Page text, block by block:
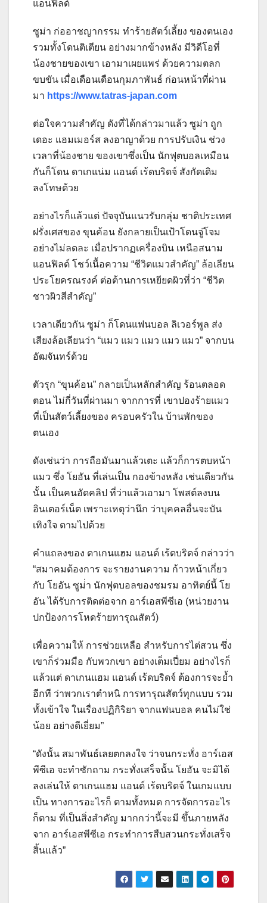
แอนฟิลด์
ซูม่า ก่ออาชญากรรม ทำร้ายสัตว์เลี้ยง ของตนเอง
รวมทั้งโดนติเตียน อย่างมากข้างหลัง มีวิดีโอที่
น้องชายของเขา เอามาเผยแพร่ ด้วยความตลก
ขบขัน เมื่อเดือนเดือนกุมภาพันธ์ ก่อนหน้าที่ผ่าน
มา https://www.tatras-japan.com
ต่อใจความสำคัญ ดังที่ได้กล่าวมาแล้ว ซูม่า ถูก
เดอะ แฮมเมอร์ส ลงอาญาด้วย การปรับเงิน ช่วง
เวลาที่น้องชาย ของเขาซึ่งเป็น นักฟุตบอลเหมือน
กันก็โดน ดาเกแน่ม แอนด์ เร้ดบริดจ์ สังกัดเดิม
ลงโทษด้วย
อย่างไรก็แล้วแต่ ปัจจุบันแนวรับกลุ่ม ชาติประเทศ
ฝรั่งเศสของ ขุนค้อน ยังกลายเป็นเป้าโดนจู่โจม
อย่างไม่ลดละ เมื่อปรากฏเครื่องบิน เหนือสนาม
แอนฟิลด์ โชว์เนื้อความ “ชีวิตแมวสำคัญ” ล้อเลียน
ประโยครณรงค์ ต่อต้านการเหยียดผิวที่ว่า “ชีวิต
ชาวผิวสีสำคัญ”
เวลาเดียวกัน ซูม่า ก็โดนแฟนบอล ลิเวอร์พูล ส่ง
เสียงล้อเลียนว่า “แมว แมว แมว แมว แมว” จากบน
อัฒจันทร์ด้วย
ตัวรุก “ขุนค้อน” กลายเป็นหลักสำคัญ ร้อนตลอด
ตอน ไม่กี่วันที่ผ่านมา จากการที่ เขาปองร้ายแมว
ที่เป็นสัตว์เลี้ยงของ ครอบครัวใน บ้านพักของ
ตนเอง
ดังเช่นว่า การถือมันมาแล้วเตะ แล้วก็การตบหน้า
แมว ซึ่ง โยอัน ที่เล่นเป็น กองข้างหลัง เช่นเดียวกัน
นั้น เป็นคนอัดคลิป ที่ว่าแล้วเอามา โพสต์ลงบน
อินเตอร์เน็ต เพราะเหตุว่านึก ว่าบุคคลอื่นจะบัน
เทิงใจ ตามไปด้วย
คำแถลงของ ดาเกนแฮม แอนด์ เร้ดบริดจ์ กล่าวว่า
“สมาคมต้องการ จะรายงานความ ก้าวหน้าเกี่ยว
กับ โยอัน ซูม่่า นักฟุตบอลของชมรม อาทิตย์นี้ โย
อัน ได้รับการติดต่อจาก อาร์เอสพีซีเอ (หน่วยงาน
ปกป้องการโหดร้ายทารุณสัตว์)
เพื่อความให้ การช่วยเหลือ สำหรับการไต่สวน ซึ่ง
เขาก็ร่วมมือ กับพวกเขา อย่างเต็มเปี่ยม อย่างไรก็
แล้วแต่ ดาเกนแฮม แอนด์ เร้ดบริดจ์ ต้องการจะย้ำ
อีกที ว่าพวกเราตำหนิ การทารุณสัตว์ทุกแบบ รวม
ทั้งเข้าใจ ในเรื่องปฏิกิริยา จากแฟนบอล คนไม่ใช่
น้อย อย่างดีเยี่ยม”
“ดังนั้น สมาพันธ์เลยตกลงใจ ว่าจนกระทั่ง อาร์เอส
พีซีเอ จะทำซักถาม กระทั่งเสร็จนั้น โยอัน จะมิได้
ลงเล่นให้ ดาเกนแฮม แอนด์ เร้ดบริดจ์ ในเกมแบบ
เป็น ทางการอะไรก็ ตามทั้งหมด การจัดการอะไร
ก็ตาม ที่เป็นสิ่งสำคัญ มากกว่านี้จะมี ขึ้นภายหลัง
จาก อาร์เอสพีซีเอ กระทำการสืบสวนกระทั่งเสร็จ
สิ้นแล้ว”